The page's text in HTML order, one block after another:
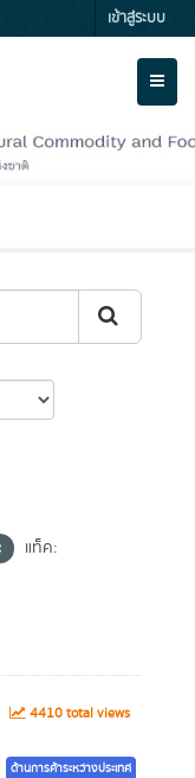
เข้าสู่ระบบ
แท็ค:
4410 total views
ด้านการค้าระหว่างประเทศ